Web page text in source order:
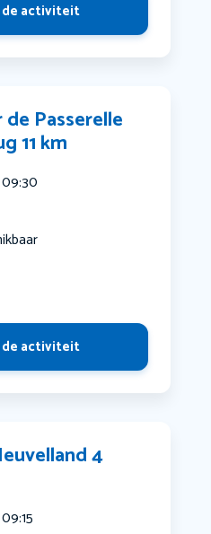
de activiteit
Passerelle
11 km
de activiteit
4